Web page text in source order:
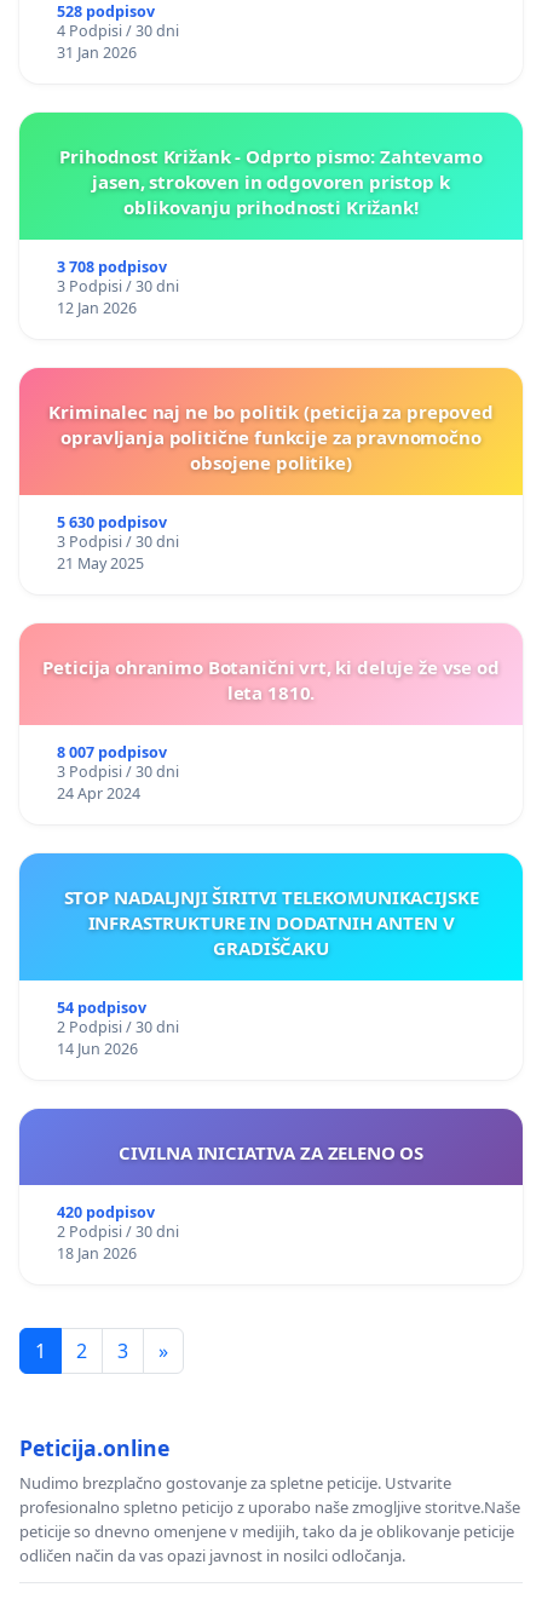
528 podpisov
4 Podpisi / 30 dni
31 Jan 2026
Prihodnost Križank - Odprto pismo: Zahtevamo
jasen, strokoven in odgovoren pristop k
oblikovanju prihodnosti Križank!
3 708 podpisov
3 Podpisi / 30 dni
12 Jan 2026
Kriminalec naj ne bo politik (peticija za prepoved
opravljanja politične funkcije za pravnomočno
obsojene politike)
5 630 podpisov
3 Podpisi / 30 dni
21 May 2025
Peticija ohranimo Botanični vrt, ki deluje že vse od
leta 1810.
8 007 podpisov
3 Podpisi / 30 dni
24 Apr 2024
STOP NADALJNJI ŠIRITVI TELEKOMUNIKACIJSKE
INFRASTRUKTURE IN DODATNIH ANTEN V
GRADIŠČAKU
54 podpisov
2 Podpisi / 30 dni
14 Jun 2026
CIVILNA INICIATIVA ZA ZELENO OS
420 podpisov
2 Podpisi / 30 dni
18 Jan 2026
1 2 3 »
Peticija.online
Nudimo brezplačno gostovanje za spletne peticije. Ustvarite
profesionalno spletno peticijo z uporabo naše zmogljive storitve.Naše
peticije so dnevno omenjene v medijih, tako da je oblikovanje peticije
odličen način da vas opazi javnost in nosilci odločanja.